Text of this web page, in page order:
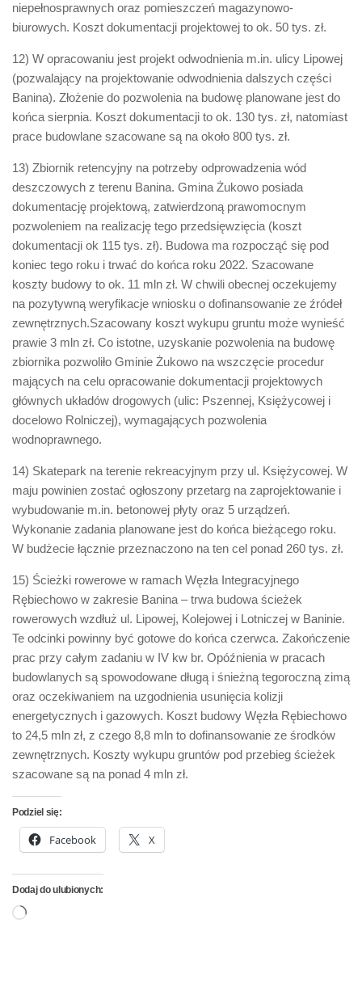
niepełnosprawnych oraz pomieszczeń magazynowo-
biurowych. Koszt dokumentacji projektowej to ok. 50 tys. zł.
12) W opracowaniu jest projekt odwodnienia m.in. ulicy Lipowej
(pozwalający na projektowanie odwodnienia dalszych części
Banina). Złożenie do pozwolenia na budowę planowane jest do
końca sierpnia. Koszt dokumentacji to ok. 130 tys. zł, natomiast
prace budowlane szacowane są na około 800 tys. zł.
13) Zbiornik retencyjny na potrzeby odprowadzenia wód
deszczowych z terenu Banina. Gmina Żukowo posiada
dokumentację projektową, zatwierdzoną prawomocnym
pozwoleniem na realizację tego przedsięwzięcia (koszt
dokumentacji ok 115 tys. zł). Budowa ma rozpocząć się pod
koniec tego roku i trwać do końca roku 2022. Szacowane
koszty budowy to ok. 11 mln zł. W chwili obecnej oczekujemy
na pozytywną weryfikacje wniosku o dofinansowanie ze źródeł
zewnętrznych.Szacowany koszt wykupu gruntu może wynieść
prawie 3 mln zł. Co istotne, uzyskanie pozwolenia na budowę
zbiornika pozwoliło Gminie Żukowo na wszczęcie procedur
mających na celu opracowanie dokumentacji projektowych
głównych układów drogowych (ulic: Pszennej, Księżycowej i
docelowo Rolniczej), wymagających pozwolenia
wodnoprawnego.
14) Skatepark na terenie rekreacyjnym przy ul. Księżycowej. W
maju powinien zostać ogłoszony przetarg na zaprojektowanie i
wybudowanie m.in. betonowej płyty oraz 5 urządzeń.
Wykonanie zadania planowane jest do końca bieżącego roku.
W budżecie łącznie przeznaczono na ten cel ponad 260 tys. zł.
15) Ścieżki rowerowe w ramach Węzła Integracyjnego
Rębiechowo w zakresie Banina – trwa budowa ścieżek
rowerowych wzdłuż ul. Lipowej, Kolejowej i Lotniczej w Baninie.
Te odcinki powinny być gotowe do końca czerwca. Zakończenie
prac przy całym zadaniu w IV kw br. Opóźnienia w pracach
budowlanych są spowodowane długą i śnieżną tegoroczną zimą
oraz oczekiwaniem na uzgodnienia usunięcia kolizji
energetycznych i gazowych. Koszt budowy Węzła Rębiechowo
to 24,5 mln zł, z czego 8,8 mln to dofinansowanie ze środków
zewnętrznych. Koszty wykupu gruntów pod przebieg ścieżek
szacowane są na ponad 4 mln zł.
Podziel się:
Facebook X
Dodaj do ulubionych:
Wczytywanie…